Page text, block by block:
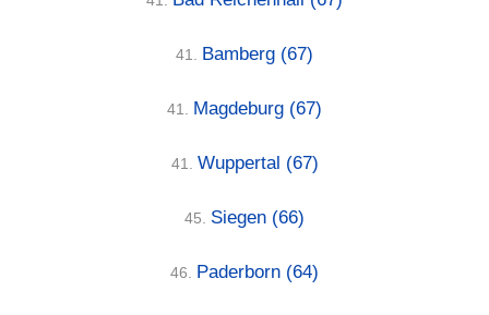
41. Bamberg (67)
41. Magdeburg (67)
41. Wuppertal (67)
45. Siegen (66)
46. Paderborn (64)